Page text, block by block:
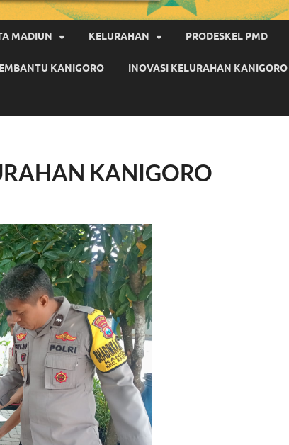
MADIUN KELURAHAN PRODESKEL PMD
KANIGORO INOVASI KELURAHAN KANIGORO
KANIGORO